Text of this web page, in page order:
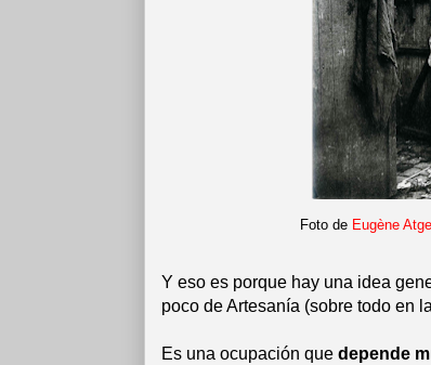
Foto de Eugène
Y eso es porque hay una idea
poco de Artesanía (sobre todo en
Es una ocupación que depende